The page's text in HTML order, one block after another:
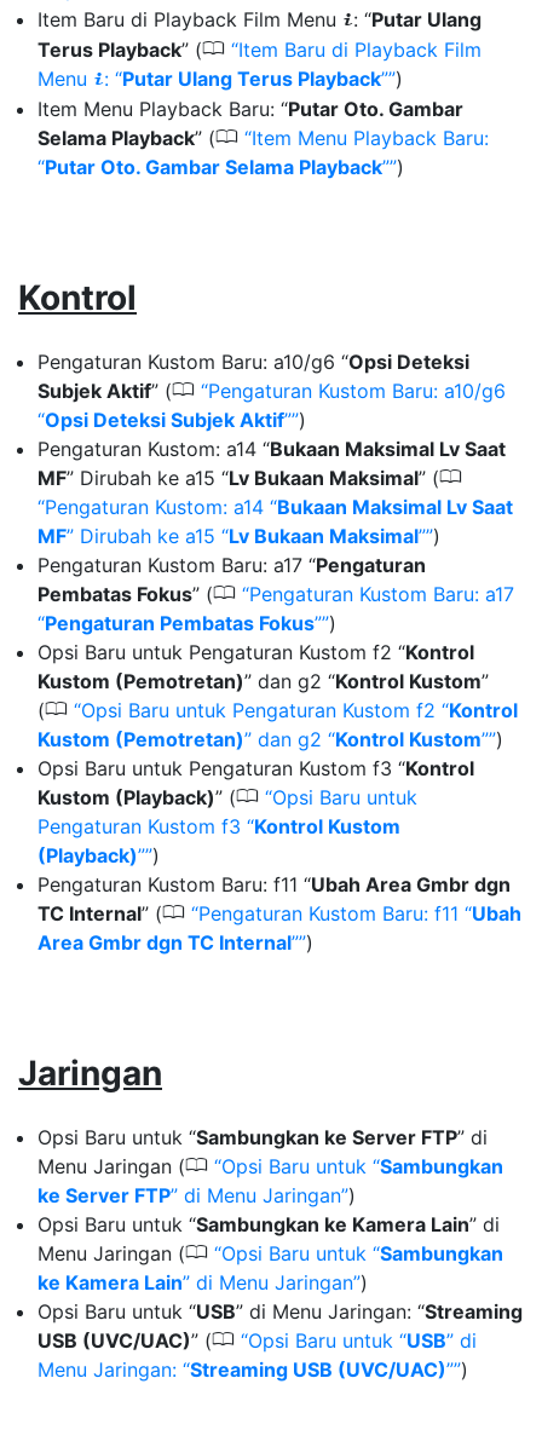
Item Baru di Playback Film Menu i: “Putar Ulang
Terus Playback” (0 Item Baru di Playback Film
Menu i: “Putar Ulang Terus Playback” )
Item Menu Playback Baru: “Putar Oto. Gambar
Selama Playback” (0 Item Menu Playback Baru:
“Putar Oto. Gambar Selama Playback” )
Kontrol
Pengaturan Kustom Baru: a10/g6 “Opsi Deteksi
Subjek Aktif” (0 Pengaturan Kustom Baru: a10/g6
“Opsi Deteksi Subjek Aktif” )
Pengaturan Kustom: a14 “Bukaan Maksimal Lv Saat
MF” Dirubah ke a15 “Lv Bukaan Maksimal” (0
Pengaturan Kustom: a14 “Bukaan Maksimal Lv Saat
MF” Dirubah ke a15 “Lv Bukaan Maksimal” )
Pengaturan Kustom Baru: a17 “Pengaturan
Pembatas Fokus” (0 Pengaturan Kustom Baru: a17
“Pengaturan Pembatas Fokus” )
Opsi Baru untuk Pengaturan Kustom f2 “Kontrol
Kustom (Pemotretan)” dan g2 “Kontrol Kustom”
(0 Opsi Baru untuk Pengaturan Kustom f2 “Kontrol
Kustom (Pemotretan)” dan g2 “Kontrol Kustom” )
Opsi Baru untuk Pengaturan Kustom f3 “Kontrol
Kustom (Playback)” (0 Opsi Baru untuk
Pengaturan Kustom f3 “Kontrol Kustom
(Playback)” )
Pengaturan Kustom Baru: f11 “Ubah Area Gmbr dgn
TC Internal” (0 Pengaturan Kustom Baru: f11 “Ubah
Area Gmbr dgn TC Internal” )
Jaringan
Opsi Baru untuk “Sambungkan ke Server FTP” di
Menu Jaringan (0 Opsi Baru untuk “Sambungkan
ke Server FTP” di Menu Jaringan )
Opsi Baru untuk “Sambungkan ke Kamera Lain” di
Menu Jaringan (0 Opsi Baru untuk “Sambungkan
ke Kamera Lain” di Menu Jaringan )
Opsi Baru untuk “USB” di Menu Jaringan: “Streaming
USB (UVC/UAC)” (0 Opsi Baru untuk “USB” di
Menu Jaringan: “Streaming USB (UVC/UAC)” )